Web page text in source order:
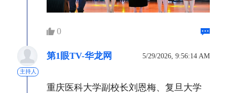
0
主持人
第1眼TV-华龙网 5/29/2026, 9:56:14 AM
重庆医科大学副校长刘恩梅、复旦大学